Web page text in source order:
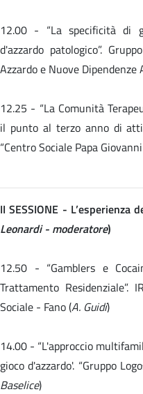
12.00 - “La specificità di
d'azzardo patologico”.
Azzardo e Nuove Dipendenze
12.25 - “La Comunità
il punto al terzo anno di
“Centro Sociale Papa
II SESSIONE -
Leonardi - moderatore)
12.50 - “Gamblers e
Trattamento Residenziale”.
Sociale - Fano (A. Guidi)
14.00 - “L'approccio
gioco d'azzardo'. “Gruppo
Baselice)